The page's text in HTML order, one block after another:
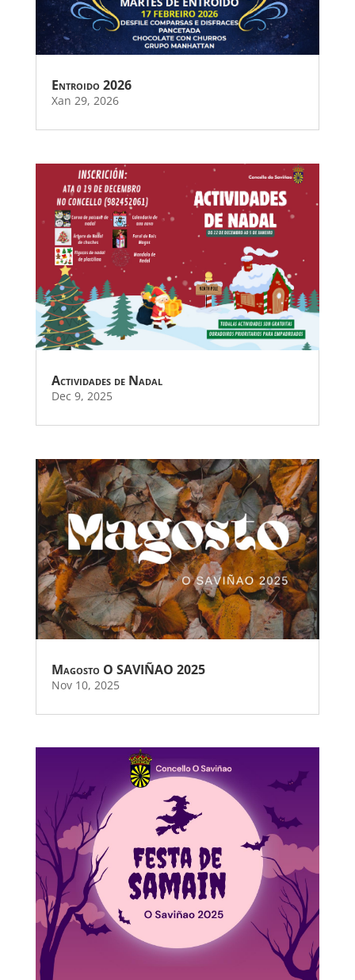
Entroido 2026
Xan 29, 2026
Actividades de Nadal
Dec 9, 2025
Magosto O SAVIÑAO 2025
Nov 10, 2025